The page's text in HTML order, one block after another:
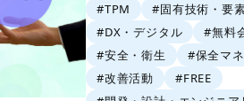
#TPM
#固有技術・要
#DX・デジタル
#無料
#安全・衛生
#保全マ
#改善活動
#FREE